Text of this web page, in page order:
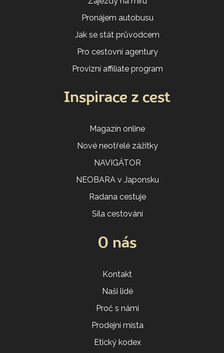
Pronájem autobusu
Jak se stát průvodcem
Pro cestovní agentury
Provizní affiliate program
Inspirace z cest
Magazín online
Nové neotřelé zážitky
NAVIGÁTOR
NEOBARA v Japonsku
Radana cestuje
Síla cestování
O nás
Kontakt
Naši lidé
Proč s námi
Prodejní místa
Etický kodex